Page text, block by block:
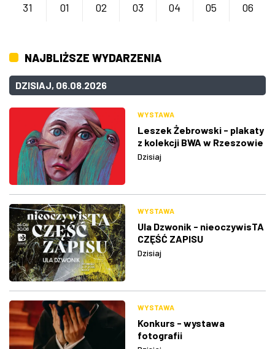
31 01 02 03 04 05 06
NAJBLIŻSZE WYDARZENIA
DZISIAJ, 06.08.2026
WYSTAWA
Leszek Żebrowski - plakaty
z kolekcji BWA w Rzeszowie
Dzisiaj
WYSTAWA
Ula Dzwonik - nieoczywisTA
CZĘŚĆ ZAPISU
Dzisiaj
WYSTAWA
Konkurs - wystawa
fotografii